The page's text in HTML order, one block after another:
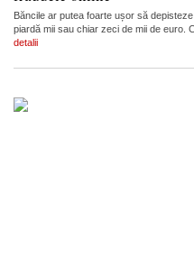
Băncile ar putea foarte ușor să
piardă mii sau chiar zeci de mii de euro.
detalii